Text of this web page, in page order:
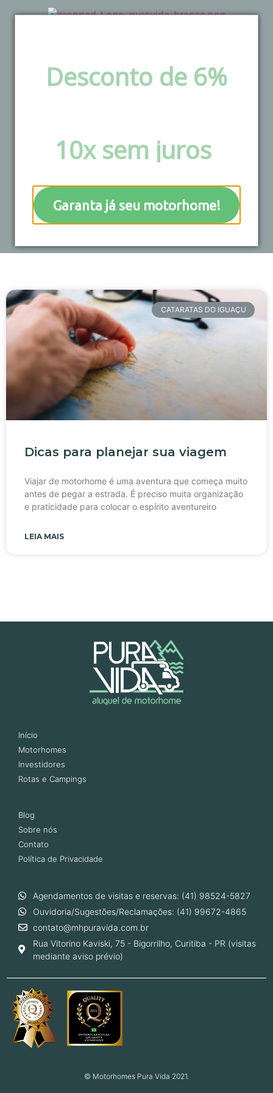
Desconto de 6%
10x sem juros
Garanta já seu motorhome!
Resultados da sua
CATARATAS DO IGUAÇU
Dicas para planejar sua viagem
Viajar de motorhome é uma aventura que começa muito
antes de pegar a estrada. É preciso muita organização
e praticidade para colocar o espírito aventureiro
LEIA MAIS
Início
Motorhomes
Investidores
Rotas e Campings
Blog
Sobre nós
Contato
Política de Privacidade
Agendamentos de visitas e reservas: (41) 98524-5827
Ouvidoria/Sugestões/Reclamações: (41) 99672-4865
contato@mhpuravida.com.br
Rua Vitorino Kaviski, 75 - Bigorrilho, Curitiba - PR (visitas
mediante aviso prévio)
© Motorhomes Pura Vida 2021.